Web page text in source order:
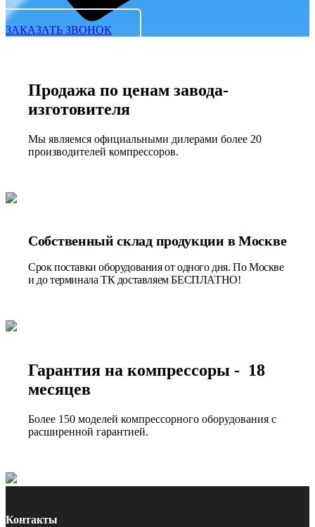
ЗАКАЗАТЬ ЗВОНОК
Продажа по ценам завода-
изготовителя
Мы являемся официальными дилерами более 20
производителей компрессоров.
Собственный склад продукции в Москве
Срок поставки оборудования от одного дня. По Москве
и до терминала ТК доставляем БЕСПЛАТНО!
Гарантия на компрессоры - 18
месяцев
Более 150 моделей компрессорного оборудования с
расширенной гарантией.
Контакты